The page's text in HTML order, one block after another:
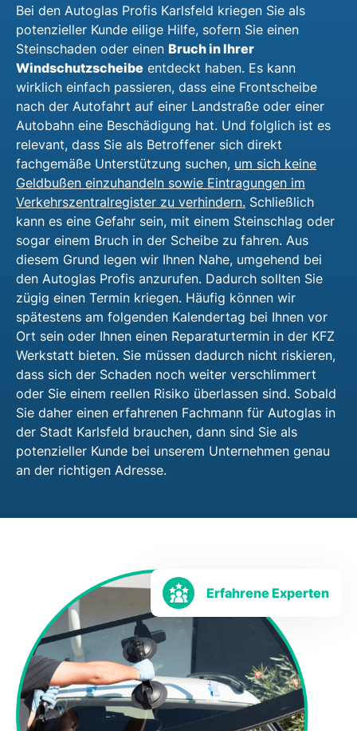
Bei den Autoglas Profis Karlsfeld kriegen Sie als
potenzieller Kunde eilige Hilfe, sofern Sie einen
Steinschaden oder einen Bruch in Ihrer
Windschutzscheibe entdeckt haben. Es kann
wirklich einfach passieren, dass eine Frontscheibe
nach der Autofahrt auf einer Landstraße oder einer
Autobahn eine Beschädigung hat. Und folglich ist es
relevant, dass Sie als Betroffener sich direkt
fachgemäße Unterstützung suchen, um sich keine
Geldbußen einzuhandeln sowie Eintragungen im
Verkehrszentralregister zu verhindern. Schließlich
kann es eine Gefahr sein, mit einem Steinschlag oder
sogar einem Bruch in der Scheibe zu fahren. Aus
diesem Grund legen wir Ihnen Nahe, umgehend bei
den Autoglas Profis anzurufen. Dadurch sollten Sie
zügig einen Termin kriegen. Häufig können wir
spätestens am folgenden Kalendertag bei Ihnen vor
Ort sein oder Ihnen einen Reparaturtermin in der KFZ
Werkstatt bieten. Sie müssen dadurch nicht riskieren,
dass sich der Schaden noch weiter verschlimmert
oder Sie einem reellen Risiko überlassen sind. Sobald
Sie daher einen erfahrenen Fachmann für Autoglas in
der Stadt Karlsfeld brauchen, dann sind Sie als
potenzieller Kunde bei unserem Unternehmen genau
an der richtigen Adresse.
Erfahrene Experten